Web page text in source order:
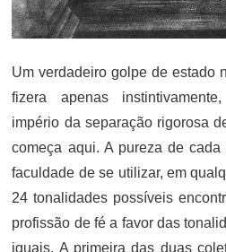
Um verdadeiro golpe de estado
fizera apenas
império da separação rigorosa
começa aqui. A pureza de
faculdade de se utilizar, em
24 tonalidades possíveis
profissão de fé a favor das
iguais. A primeira das duas